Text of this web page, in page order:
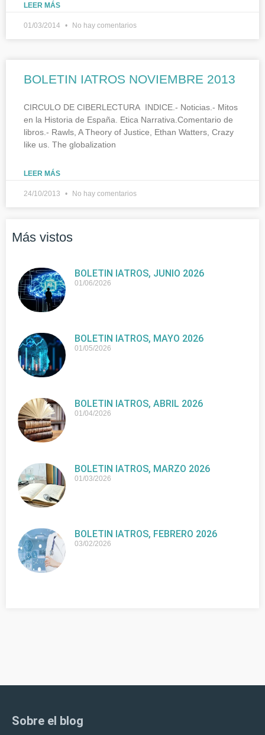
LEER MÁS
01/03/2014 No hay comentarios
BOLETIN IATROS NOVIEMBRE 2013
CIRCULO DE CIBERLECTURA INDICE.- Noticias.- Mitos
en la Historia de España. Etica Narrativa.Comentario de
libros.- Rawls, A Theory of Justice, Ethan Watters, Crazy
like us. The globalization
LEER MÁS
24/10/2013 No hay comentarios
Más vistos
BOLETIN IATROS, JUNIO 2026
01/06/2026
BOLETIN IATROS, MAYO 2026
01/05/2026
BOLETIN IATROS, ABRIL 2026
01/04/2026
BOLETIN IATROS, MARZO 2026
01/03/2026
BOLETIN IATROS, FEBRERO 2026
03/02/2026
Sobre el blog